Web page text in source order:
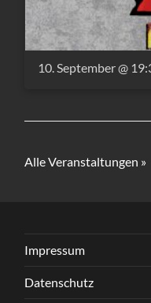
10. September @
Alle Veranstaltungen »
Impressum
Datenschutz